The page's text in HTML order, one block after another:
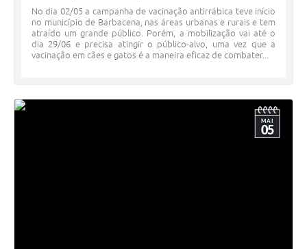
No dia 02/05 a campanha de vacinação antirrábica teve início
no município de Barbacena, nas áreas urbanas e rurais e tem
atraído um grande público. Porém, a mobilização vai até o
dia 29/06 e precisa atingir o público-alvo, uma vez que a
vacinação em cães e gatos é a maneira eficaz de combater...
MAI
05